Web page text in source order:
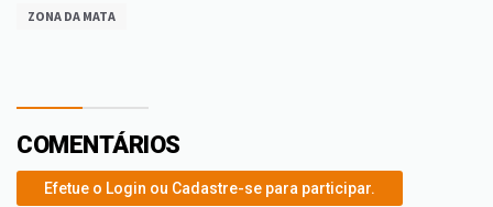
ZONA DA MATA
COMENTÁRIOS
Efetue o Login ou Cadastre-se para participar.